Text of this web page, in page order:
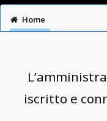
Home
iscritto e